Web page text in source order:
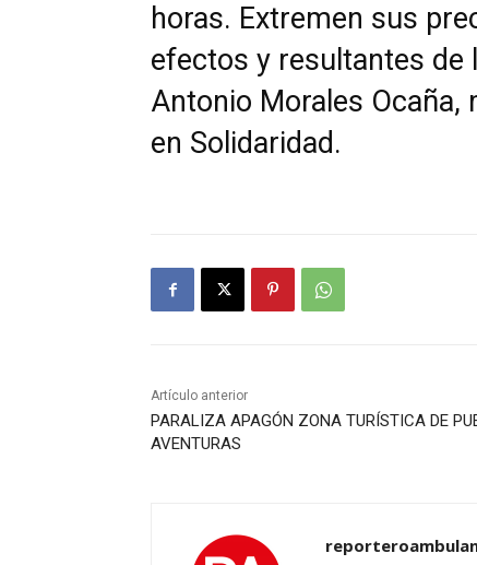
horas. Extremen sus
efectos y resultantes de
Antonio Morales Ocaña,
en Solidaridad.
Artículo anterior
PARALIZA APAGÓN ZONA TURÍSTICA DE
AVENTURAS